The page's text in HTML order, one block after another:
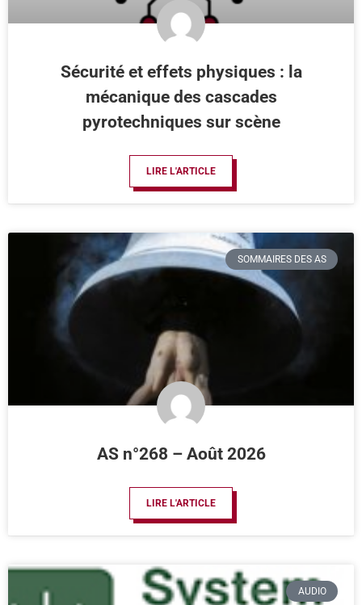
Sécurité et effets physiques : la
mécanique des cascades
pyrotechniques sur scène
LIRE L'ARTICLE
SOMMAIRES DES AS
AS n°268 – Août 2026
LIRE L'ARTICLE
AUDIO